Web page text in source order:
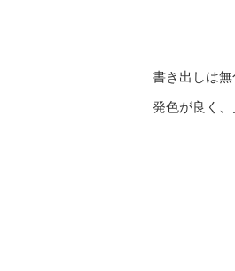
書き出しは
発色が良く、